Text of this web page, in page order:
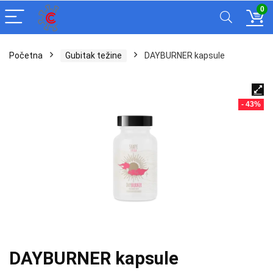
0
Početna Gubitak težine DAYBURNER kapsule
- 43%
DAYBURNER kapsule